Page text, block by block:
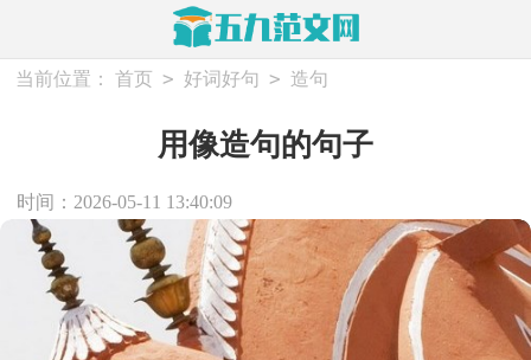
当前位置： 首页 > 好词好句 > 造句
用像造句的句子
时间：2026-05-11 13:40:09